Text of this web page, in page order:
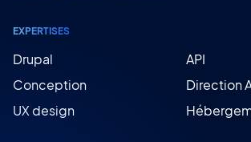
EXPERTISES
Drupal
Conception
UX design
API
Direction